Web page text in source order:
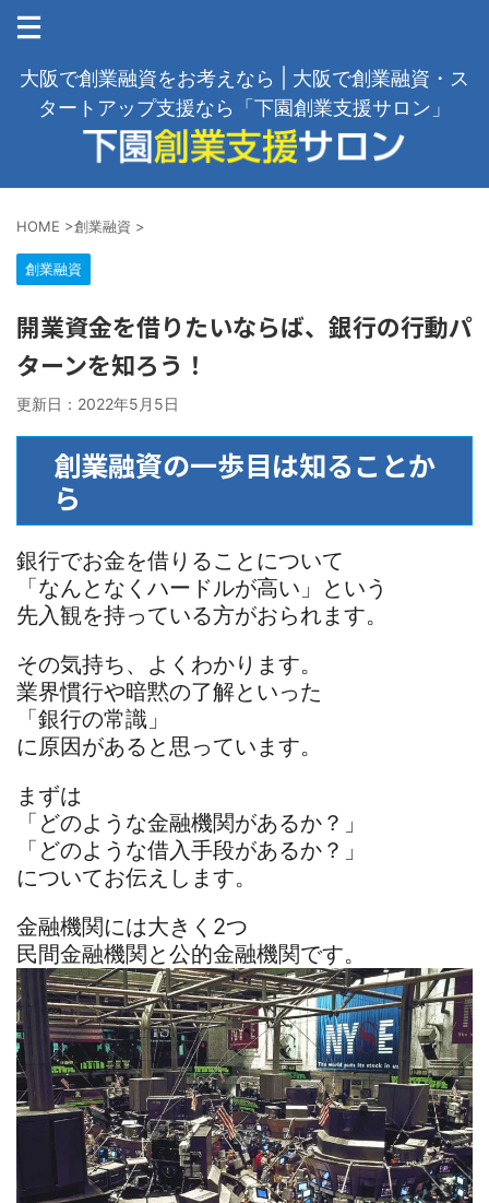
大阪で創業融資をお考えなら | 大阪で創業融資・ス
タートアップ支援なら「下園創業支援サロン」
HOME >創業融資 >
創業融資
開業資金を借りたいならば、銀行の行動パ
ターンを知ろう！
更新日： 2022年5月5日
創業融資の一歩目は知ることか
ら
銀行でお金を借りることについて
「なんとなくハードルが高い」という
先入観を持っている方がおられます。
その気持ち、よくわかります。
業界慣行や暗黙の了解といった
「銀行の常識」
に原因があると思っています。
まずは
「どのような金融機関があるか？」
「どのような借入手段があるか？」
についてお伝えします。
金融機関には大きく2つ
民間金融機関と公的金融機関です。